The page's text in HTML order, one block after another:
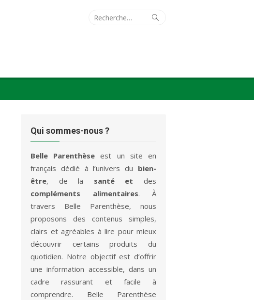
Recherche
Rechercher
Qui sommes-nous ?
Belle Parenthèse est un site en
français dédié à l’univers du bien-
être, de la santé et des
compléments alimentaires. À
travers Belle Parenthèse, nous
proposons des contenus simples,
clairs et agréables à lire pour mieux
découvrir certains produits du
quotidien. Notre objectif est d’offrir
une information accessible, dans un
cadre rassurant et facile à
comprendre. Belle Parenthèse